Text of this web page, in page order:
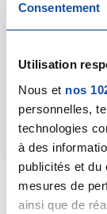
Consentement
Utilisation
Nous et nos
personnelles,
technologies
à des
publicités et du
mesures de
ainsi que de
Savez-vous
je n'en ai pas
Comment
Répondre